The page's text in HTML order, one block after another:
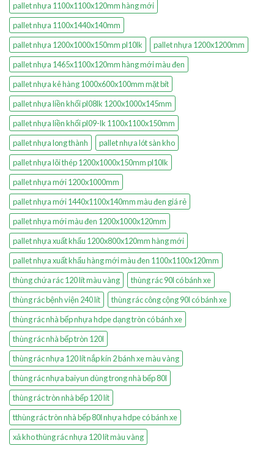
pallet nhựa 1100x1100x120mm hàng mới
pallet nhựa 1100x1440x140mm
pallet nhựa 1200x1000x150mm pl10lk
pallet nhựa 1200x1200mm
pallet nhựa 1465x1100x120mm hàng mới màu đen
pallet nhựa kê hàng 1000x600x100mm mặt bít
pallet nhựa liền khối pl08lk 1200x1000x145mm
pallet nhựa liền khối pl09-lk 1100x1100x150mm
pallet nhựa long thành
pallet nhựa lót sàn kho
pallet nhựa lõi thép 1200x1000x150mm pl10lk
pallet nhựa mới 1200x1000mm
pallet nhựa mới 1440x1100x140mm màu đen giá rẻ
pallet nhựa mới màu đen 1200x1000x120mm
pallet nhựa xuất khẩu 1200x800x120mm hàng mới
pallet nhựa xuất khẩu hàng mới màu đen 1100x1100x120mm
thùng chứa rác 120 lít màu vàng
thùng rác 90l có bánh xe
thùng rác bệnh viện 240 lít
thùng rác công cộng 90l có bánh xe
thùng rác nhà bếp nhựa hdpe dạng tròn có bánh xe
thùng rác nhà bếp tròn 120l
thùng rác nhựa 120 lít nắp kín 2 bánh xe màu vàng
thùng rác nhựa baiyun dùng trong nhà bếp 80l
thùng rác tròn nhà bếp 120 lít
tthùng rác tròn nhà bếp 80l nhựa hdpe có bánh xe
xả kho thùng rác nhựa 120 lít màu vàng